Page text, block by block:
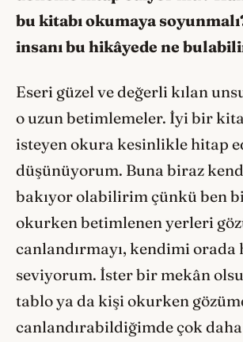
bu kitabı okumaya
insanı bu hikâyede ne
Eseri güzel ve değerli kılan
o uzun betimlemeler. İyi bir
isteyen okura kesinlikle hitap
düşünüyorum. Buna biraz
bakıyor olabilirim çünkü ben
okurken betimlenen yerleri
canlandırmayı, kendimi orada
seviyorum. İster bir mekân
tablo ya da kişi okurken
canlandırabildiğimde çok